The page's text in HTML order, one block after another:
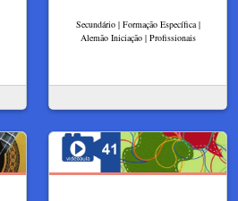
Secundário | Formação Específica |
Alemão Iniciação | Profissionais